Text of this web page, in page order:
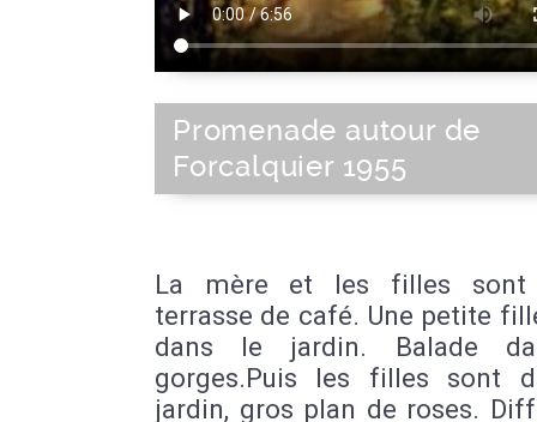
Promenade autour de
Forcalquier 1955
La mère et les filles
terrasse de café. Une petite
dans le jardin. Balade
gorges.Puis les filles sont
jardin, gros plan de roses.